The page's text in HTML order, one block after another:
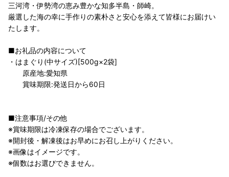
三河湾・伊勢湾の恵み豊かな知多半島・師崎。
厳選した海の幸に手作りの素朴さと安心を添えて皆様にお届けい
たします。
■お礼品の内容について
・はまぐり(中サイズ)[500g×2袋]
原産地:愛知県
賞味期限:発送日から60日
■注意事項/その他
※賞味期限は冷凍保存の場合でございます。
※開封後・解凍後はお早めにお召し上がりください。
※画像はイメージです。
※個数はお選びできません。